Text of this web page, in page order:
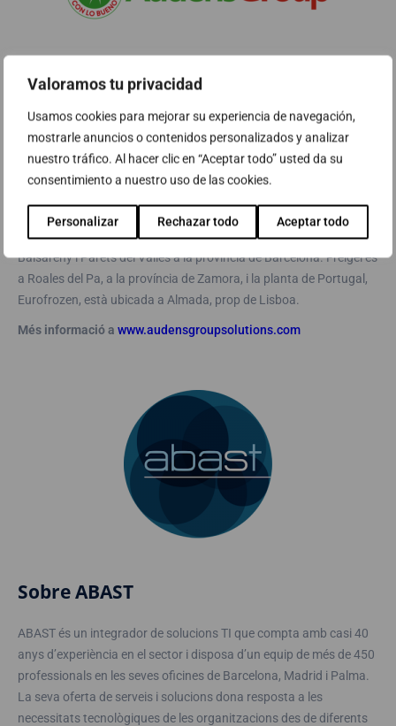
Valoramos tu privacidad
Usamos cookies para mejorar su experiencia de navegación,
mostrarle anuncios o contenidos personalizados y analizar
nuestro tráfico. Al hacer clic en “Aceptar todo” usted da su
consentimiento a nuestro uso de las cookies.
Personalizar Rechazar todo Aceptar todo
El Grup Audens està format per tres companyies especialistes en
snacks, plats preparats congelats i especialitats portugueses.
Audens Food, Freigel i Eurofrozen. Audens Food centra la seva
activitat en la fabricació i comercialització de plats preparats
moderna i canalitza la comercialització de tots els fabricats del
grup, que industrialment compta amb plantes a Granollers,
Balsareny i Parets del Vallès a la província de Barcelona. Freigel és
a Roales del Pa, a la província de Zamora, i la planta de Portugal,
Eurofrozen, està ubicada a Almada, prop de Lisboa.
Més informació a www.audensgroupsolutions.com
Sobre ABAST
ABAST és un integrador de solucions TI que compta amb casi 40
anys d’experiència en el sector i disposa d’un equip de més de 450
professionals en les seves oficines de Barcelona, Madrid i Palma.
La seva oferta de serveis i solucions dona resposta a les
necessitats tecnològiques de les organitzacions des de diferents